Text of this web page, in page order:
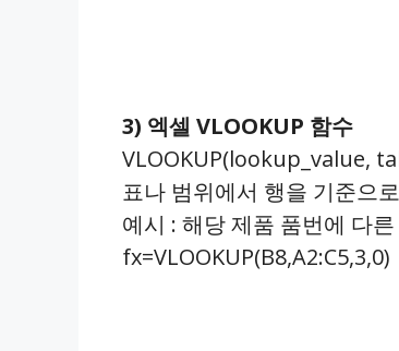
3) 엑셀 VLOOKUP 함수
VLOOKUP(lookup_value,
표나 범위에서 행을 기준으
예시 : 해당 제품 품번에 다
fx=VLOOKUP(B8,A2:C5,3,0)